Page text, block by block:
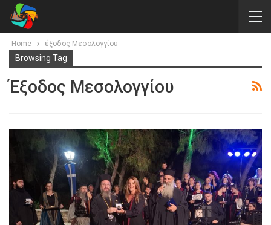
Home έξοδος Μεσολογγίου
Browsing Tag
Έξοδος Μεσολογγίου